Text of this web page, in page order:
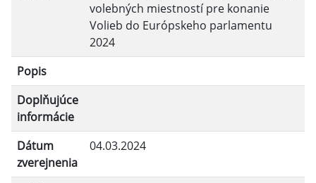
volebných miestností pre konanie
Volieb do Európskeho parlamentu
2024
Popis
Doplňujúce
informácie
Dátum
zverejnenia
04.03.2024